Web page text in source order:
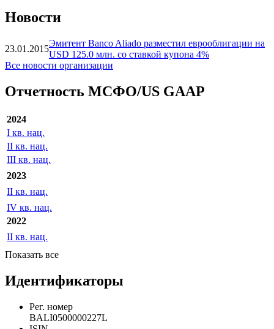
Новости
23.01.2015
Эмитент Banco Aliado разместил еврооблигации на
USD 125.0 млн. со ставкой купона 4%
Все новости организации
Отчетность МСФО/US GAAP
2024
I кв. нац.
II кв. нац.
III кв. нац.
2023
II кв. нац.
IV кв. нац.
2022
II кв. нац.
Показать все
Идентификаторы
Рег. номер
BALI0500000227L